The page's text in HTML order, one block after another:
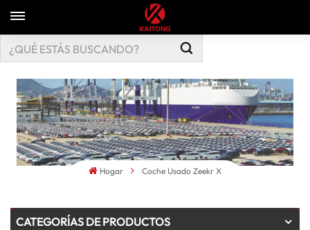
Hogar Coche Usado Zeekr X
CATEGORÍAS DE PRODUCTOS